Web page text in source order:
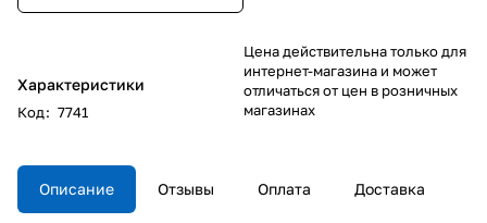
Характеристики
Код: 7741
Цена действительна только для
интернет-магазина и может
отличаться от цен в розничных
магазинах
Описание Отзывы Оплата Доставка